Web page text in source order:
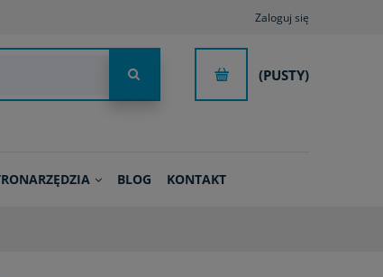
Zaloguj się
(PUSTY)
BLOG KONTAKT